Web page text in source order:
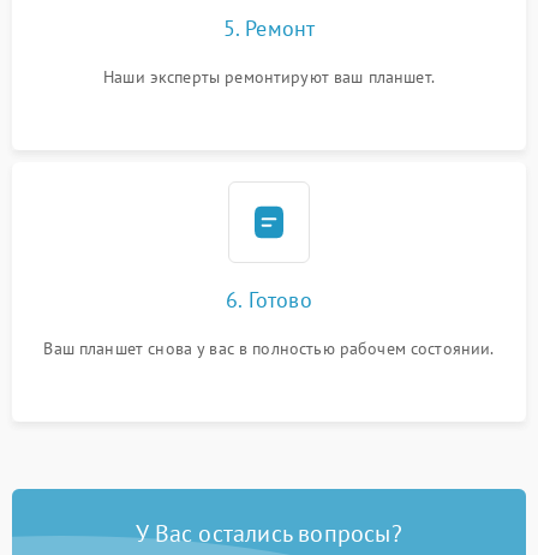
5. Ремонт
Наши эксперты ремонтируют ваш планшет.
6. Готово
Ваш планшет снова у вас в полностью рабочем состоянии.
У Вас остались вопросы?